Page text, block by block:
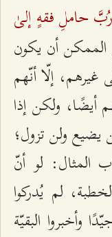
حاملِ فقهٍ إلیٰ
أن يكون
غيرهم، إلّا أنّهم
أيضًا، ولكن إذا
يضيع ولن تزول؛
المثال: لو أنّ
لم يُدركوا
وأخبروا البقيّة